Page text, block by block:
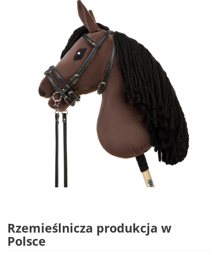
Rzemieślnicza produkcja w
Polsce